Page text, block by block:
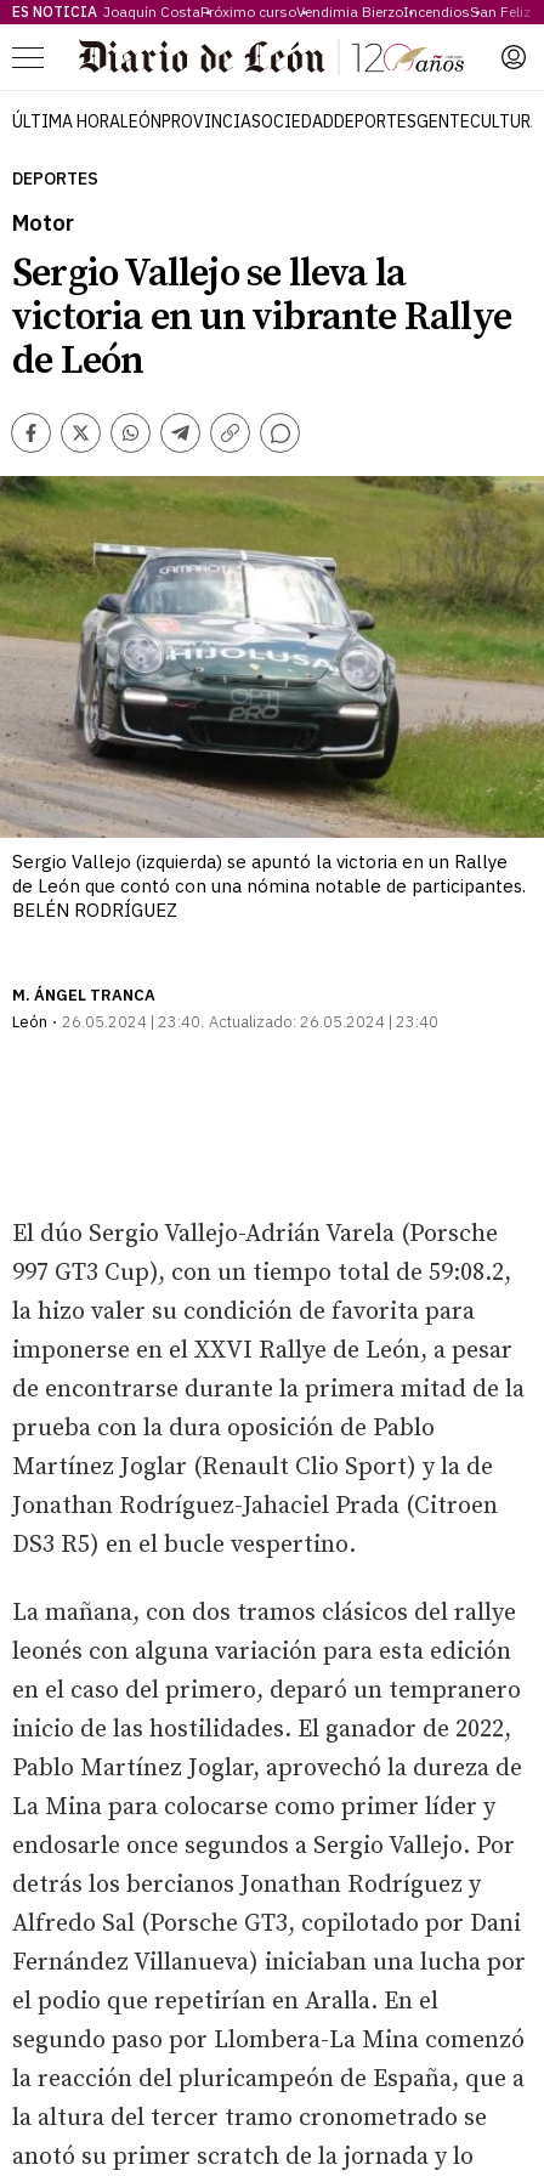
ES NOTICIA Joaquín CostaPróximo cursoVendimia BierzoIncendiosSan Feliz
Menú
ÚLTIMA HORALEÓNPROVINCIASOCIEDADDEPORTESGENTECULTURA
DEPORTES
Motor
Sergio Vallejo se lleva la
victoria en un vibrante Rallye
de León
Facebook
TwitterWhatsappTelegram
Copiar
Comentarios
Sergio Vallejo (izquierda) se apuntó la victoria en un Rallye
de León que contó con una nómina notable de participantes.
BELÉN RODRÍGUEZ
M. ÁNGEL TRANCA
León
26.05.2024 | 23:40 Actualizado: 26.05.2024 | 23:40
El dúo Sergio Vallejo-Adrián Varela (Porsche
997 GT3 Cup), con un tiempo total de 59:08.2,
la hizo valer su condición de favorita para
imponerse en el XXVI Rallye de León, a pesar
de encontrarse durante la primera mitad de la
prueba con la dura oposición de Pablo
Martínez Joglar (Renault Clio Sport) y la de
Jonathan Rodríguez-Jahaciel Prada (Citroen
DS3 R5) en el bucle vespertino.
La mañana, con dos tramos clásicos del rallye
leonés con alguna variación para esta edición
en el caso del primero, deparó un tempranero
inicio de las hostilidades. El ganador de 2022,
Pablo Martínez Joglar, aprovechó la dureza de
La Mina para colocarse como primer líder y
endosarle once segundos a Sergio Vallejo. Por
detrás los bercianos Jonathan Rodríguez y
Alfredo Sal (Porsche GT3, copilotado por Dani
Fernández Villanueva) iniciaban una lucha por
el podio que repetirían en Aralla. En el
segundo paso por Llombera-La Mina comenzó
la reacción del pluricampeón de España, que a
la altura del tercer tramo cronometrado se
anotó su primer scratch de la jornada y lo